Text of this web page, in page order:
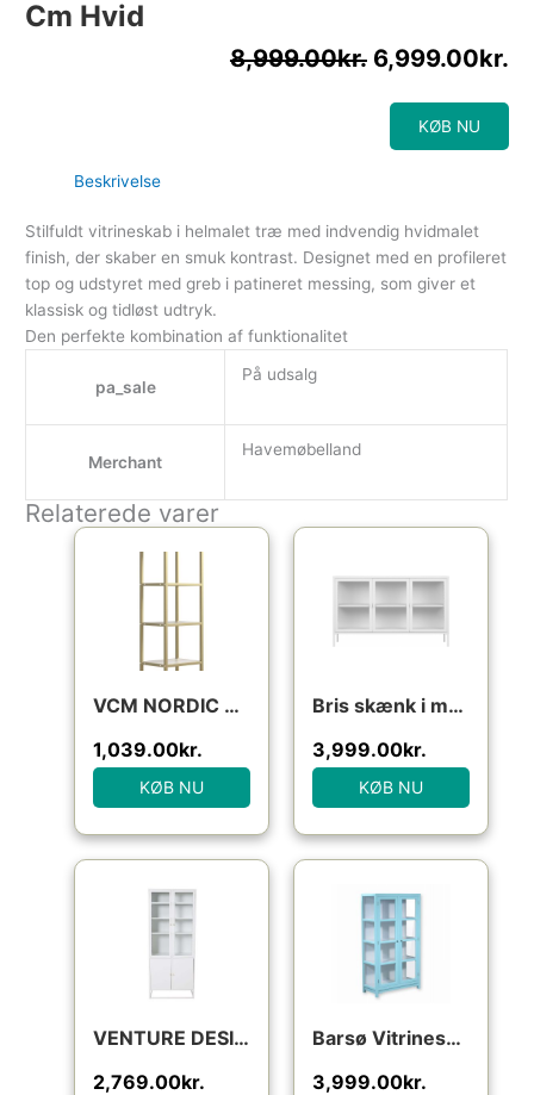
Cm Hvid
8,999.00kr. 6,999.00kr.
KØB NU
Beskrivelse
Stilfuldt vitrineskab i helmalet træ med indvendig hvidmalet
finish, der skaber en smuk kontrast. Designet med en profileret
top og udstyret med greb i patineret messing, som giver et
klassisk og tidløst udtryk.
Den perfekte kombination af funktionalitet
pa_sale
På udsalg
Merchant
Havemøbelland
Relaterede varer
VCM NORDIC Vinali M reol, m. 4 hylder – hvid melamin og guld jern
1,039.00kr.
KØB NU
Bris skænk i metal og glas H85 x B140 x D40 cm – Hvid/Klar
3,999.00kr.
KØB NU
VENTURE DESIGN Bakal vitrineskab, m. 4 låger og 4 hylder – hvid stål
2,769.00kr.
Barsø Vitrineskab – 160x90x40 cm Pastelblå/Hvid
Den oprindelige pris
3,999.00kr.
Den